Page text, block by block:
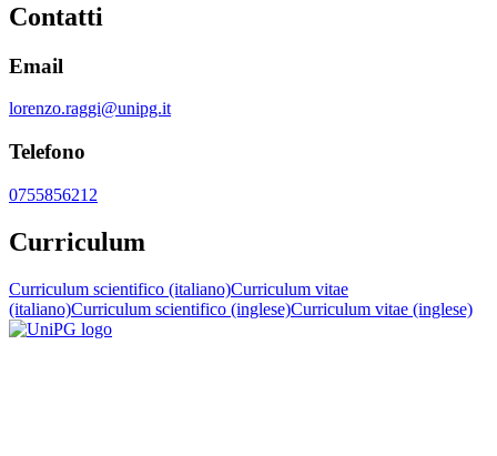
Contatti
Email
lorenzo.raggi@unipg.it
Telefono
0755856212
Curriculum
Curriculum scientifico (italiano)Curriculum vitae
(italiano)Curriculum scientifico (inglese)Curriculum vitae (inglese)